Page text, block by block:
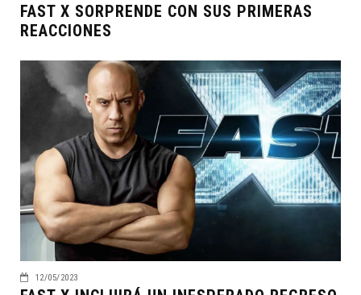
FAST X SORPRENDE CON SUS PRIMERAS
REACCIONES
12/05/2023